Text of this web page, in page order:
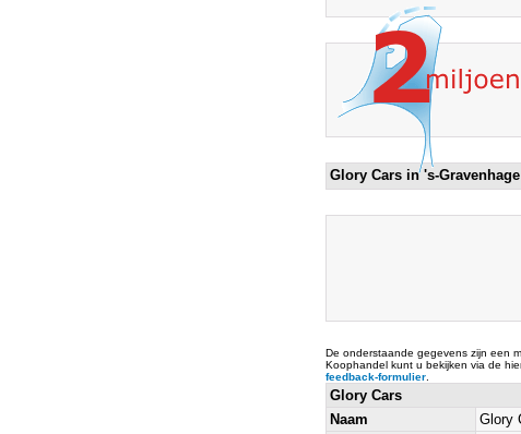
Glory Cars in 's-Gravenhage
De onderstaande gegevens zijn een
Koophandel kunt u bekijken via de
feedback-formulier.
Glory Cars
Naam
Glory